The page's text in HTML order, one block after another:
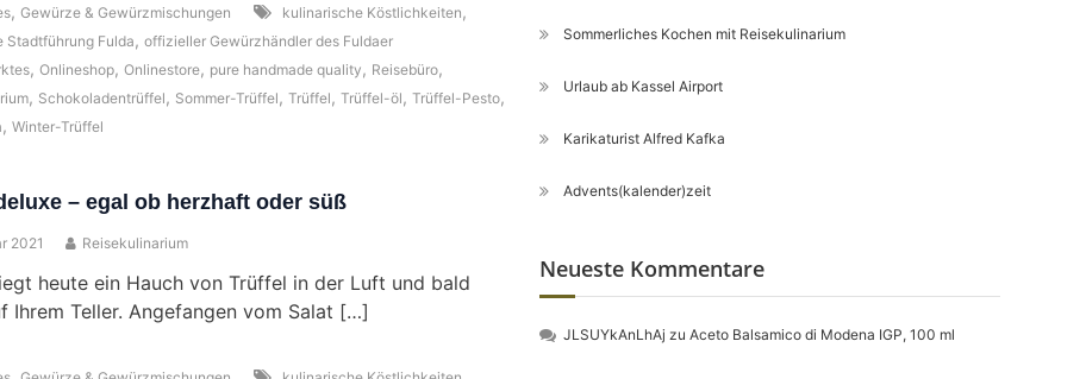
, Gewürze & Gewürzmischungen kulinarische Köstlichkeiten ,
Stadtführung Fulda , offizieller Gewürzhändler des Fuldaer
, Onlineshop, Onlinestore, pure handmade quality , Reisebüro,
, Schokoladentrüffel , Sommer-Trüffel , Trüffel , Trüffel-öl , Trüffel-Pesto,
, Winter-Trüffel
– egal ob herzhaft oder süß
2021 Reisekulinarium
heute ein Hauch von Trüffel in der Luft und bald
Ihrem Teller. Angefangen vom Salat […]
Sommerliches Kochen mit Reisekulinarium
Urlaub ab Kassel Airport
Karikaturist Alfred Kafka
Advents(kalender)zeit
Neueste Kommentare
JLSUYkAnLhAj zuAceto Balsamico di Modena IGP, 100 ml